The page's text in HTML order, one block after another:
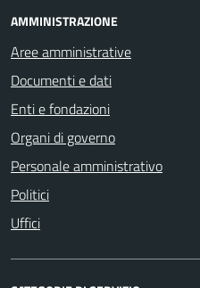
AMMINISTRAZIONE
Aree amministrative
Documenti e dati
Enti e fondazioni
Organi di governo
Personale amministrativo
Politici
Uffici